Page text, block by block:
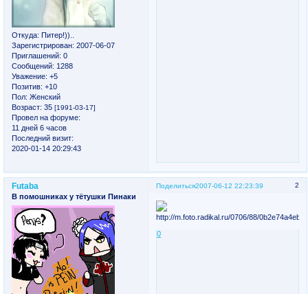
Откуда: Питер!))..
Зарегистрирован: 2007-06-07
Приглашений: 0
Сообщений: 1288
Уважение: +5
Позитив: +10
Пол: Женский
Возраст: 35 [1991-03-17]
Провел на форуме:
11 дней 6 часов
Последний визит:
2020-01-14 20:29:43
Поделиться 2
2007-06-12 22:23:39
Futaba
В помошниках у тётушки Пинаки
0